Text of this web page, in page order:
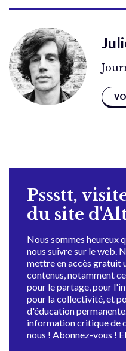
Pssstt,
du site
Nous sommes heureux
nous suivre sur le web.
mettre en accès gratuit
contenus, notamment
pour le partage, pour
pour la collectivité, et
d'éducation
information critique de
nous ! Abonnez-vous !